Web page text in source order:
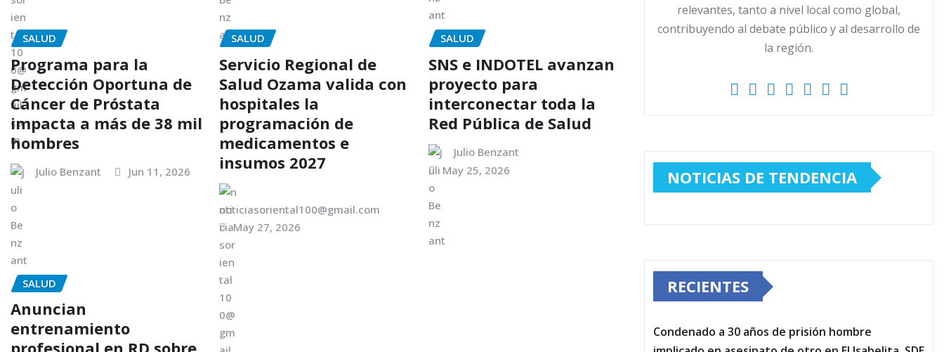
SALUD
Programa para la
Detección Oportuna de
Cáncer de Próstata
impacta a más de 38 mil
hombres
Julio Benzant Jun 11, 2026
SALUD
Servicio Regional de
Salud Ozama valida con
hospitales la
programación de
medicamentos e
insumos 2027
noticiasoriental100@gmail.com
May 27, 2026
SALUD
SNS e INDOTEL avanzan
proyecto para
interconectar toda la
Red Pública de Salud
Julio Benzant
May 25, 2026
SALUD
Anuncian
entrenamiento
relevantes, tanto a nivel local como global,
contribuyendo al debate público y al desarrollo de
la región.
NOTICIAS DE TENDENCIA
RECIENTES
Condenado a 30 años de prisión hombre